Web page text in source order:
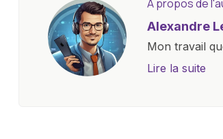
A propos de
Alexandre
Mon travail
objectives, à
Lire la suite